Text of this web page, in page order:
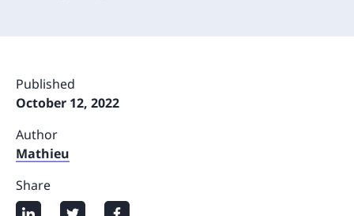
Published
October 12, 2022
Author
Mathieu
Share